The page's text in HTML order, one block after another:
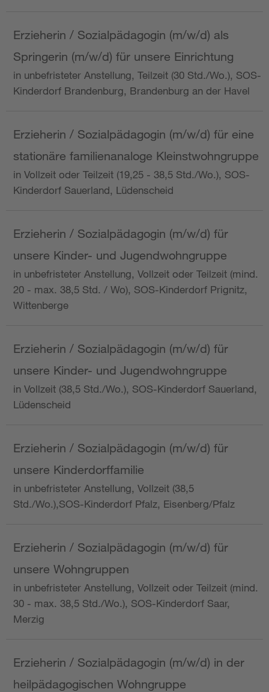
Erzieherin / Sozialpädagogin (m/w/d) als
Springerin (m/w/d) für unsere Einrichtung
in unbefristeter Anstellung, Teilzeit (30 Std./Wo.), SOS-
Kinderdorf Brandenburg, Brandenburg an der Havel
Erzieherin / Sozialpädagogin (m/w/d) für eine
stationäre familienanaloge Kleinstwohngruppe
in Vollzeit oder Teilzeit (19,25 - 38,5 Std./Wo.), SOS-
Kinderdorf Sauerland, Lüdenscheid
Erzieherin / Sozialpädagogin (m/w/d) für
unsere Kinder- und Jugendwohngruppe
in unbefristeter Anstellung, Vollzeit oder Teilzeit (mind.
20 - max. 38,5 Std. / Wo), SOS-Kinderdorf Prignitz,
Wittenberge
Erzieherin / Sozialpädagogin (m/w/d) für
unsere Kinder- und Jugendwohngruppe
in Vollzeit (38,5 Std./Wo.), SOS-Kinderdorf Sauerland,
Lüdenscheid
Erzieherin / Sozialpädagogin (m/w/d) für
unsere Kinderdorffamilie
in unbefristeter Anstellung, Vollzeit (38,5
Std./Wo.),SOS-Kinderdorf Pfalz, Eisenberg/Pfalz
Erzieherin / Sozialpädagogin (m/w/d) für
unsere Wohngruppen
in unbefristeter Anstellung, Vollzeit oder Teilzeit (mind.
30 - max. 38,5 Std./Wo.), SOS-Kinderdorf Saar,
Merzig
Erzieherin / Sozialpädagogin (m/w/d) in der
heilpädagogischen Wohngruppe